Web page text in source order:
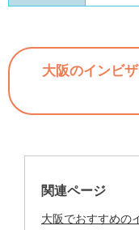
大阪のインビ
関連ページ
大阪でおすすめの